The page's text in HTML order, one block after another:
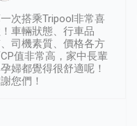
次搭乘Tripool非常喜
車輛狀態、行車品
司機素質、價格各方
值非常高，家中長輩
婦都覺得很舒適呢！
您們！